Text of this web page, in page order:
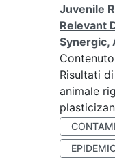
Juvenile
Relevant
Synergic,
Risultati
animale